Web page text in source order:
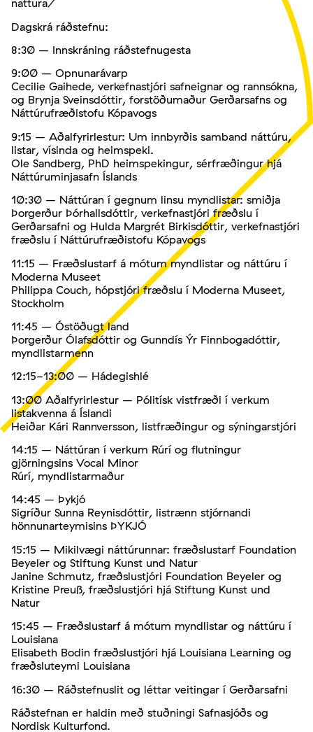
nattura/
Dagskrá ráðstefnu:
8:30 – Innskráning ráðstefnugesta
9:00 – Opnunarávarp
Cecilie Gaihede, verkefnastjóri safneignar og rannsókna,
og Brynja Sveinsdóttir, forstöðumaður Gerðarsafns og
Náttúrufræðistofu Kópavogs
9:15 – Aðalfyrirlestur: Um innbyrðis samband náttúru,
listar, vísinda og heimspeki.
Ole Sandberg, PhD heimspekingur, sérfræðingur hjá
Náttúruminjasafn Íslands
10:30 – Náttúran í gegnum linsu myndlistar: smiðja
Þorgerður Þórhallsdóttir, verkefnastjóri fræðslu í
Gerðarsafni og Hulda Margrét Birkisdóttir, verkefnastjóri
fræðslu í Náttúrufræðistofu Kópavogs
11:15 – Fræðslustarf á mótum myndlistar og náttúru í
Moderna Museet
Philippa Couch, hópstjóri fræðslu í Moderna Museet,
Stockholm
11:45 – Óstöðugt land
Þorgerður Ólafsdóttir og Gunndís Ýr Finnbogadóttir,
myndlistarmenn
12:15-13:00 – Hádegishlé
13:00 Aðalfyrirlestur – Pólitísk vistfræði í verkum
listakvenna á Íslandi
Heiðar Kári Rannversson, listfræðingur og sýningarstjóri
14:15 – Náttúran í verkum Rúrí og flutningur
gjörningsins Vocal Minor
Rúrí, myndlistarmaður
14:45 – Þykjó
Sigríður Sunna Reynisdóttir, listrænn stjórnandi
hönnunarteymisins ÞYKJÓ
15:15 – Mikilvægi náttúrunnar: fræðslustarf Foundation
Beyeler og Stiftung Kunst und Natur
Janine Schmutz, fræðslustjóri Foundation Beyeler og
Kristine Preuß, fræðslustjóri hjá Stiftung Kunst und
Natur
15:45 – Fræðslustarf á mótum myndlistar og náttúru í
Louisiana
Elisabeth Bodin fræðslustjóri hjá Louisiana Learning og
fræðsluteymi Louisiana
16:30 – Ráðstefnuslit og léttar veitingar í Gerðarsafni
Ráðstefnan er haldin með stuðningi Safnasjóðs og
Nordisk Kulturfond.